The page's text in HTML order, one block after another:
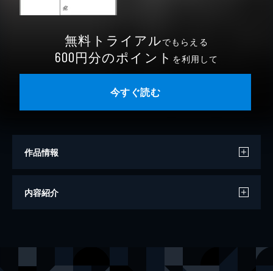
無料トライアルでもらえる
600円分のポイント を利用して
今すぐ読む
作品情報
著者
内容紹介